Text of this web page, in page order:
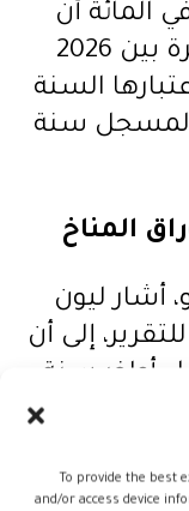
To provide the best
and/or access device
يُحتمل بنسبة 86 في المائة أن
تسجل إحدى سنوات الفترة بين 2026
السنة
المسجل سنة
المناخ
أشار ليون
إلى أن
أواخر سنة
تسجيل سنة